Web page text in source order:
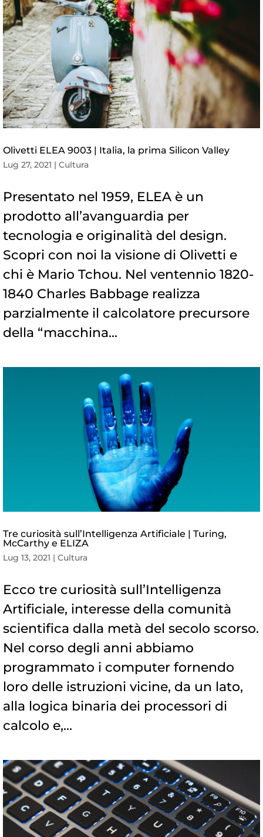
Olivetti ELEA 9003 | Italia, la prima Silicon Valley
Lug 27, 2021 | Cultura
Presentato nel 1959, ELEA è un
prodotto all’avanguardia per
tecnologia e originalità del design.
Scopri con noi la visione di Olivetti e
chi è Mario Tchou. Nel ventennio 1820-
1840 Charles Babbage realizza
parzialmente il calcolatore precursore
della “macchina...
Tre curiosità sull’Intelligenza Artificiale | Turing,
McCarthy e ELIZA
Lug 13, 2021 | Cultura
Ecco tre curiosità sull’Intelligenza
Artificiale, interesse della comunità
scientifica dalla metà del secolo scorso.
Nel corso degli anni abbiamo
programmato i computer fornendo
loro delle istruzioni vicine, da un lato,
alla logica binaria dei processori di
calcolo e,...